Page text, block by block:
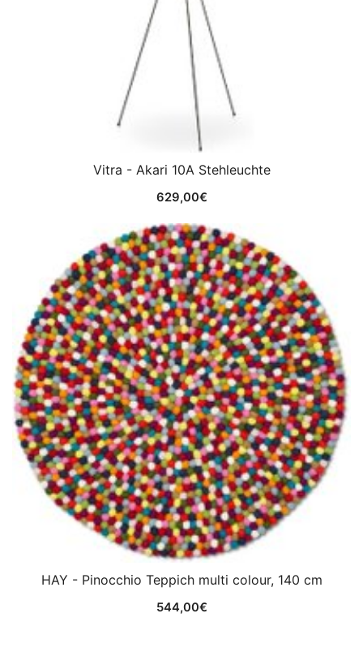
Vitra - Akari 10A Stehleuchte
629,00€
HAY - Pinocchio Teppich multi colour, 140 cm
544,00€